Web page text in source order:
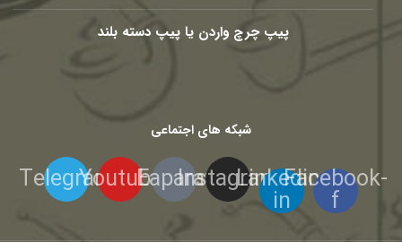
پیپ چرچ واردن یا پیپ دسته بلند
شبکه های اجتماعی
Facebook-
f
Linkedin-
in
Instagram
Eaparat
Youtube
Telegram